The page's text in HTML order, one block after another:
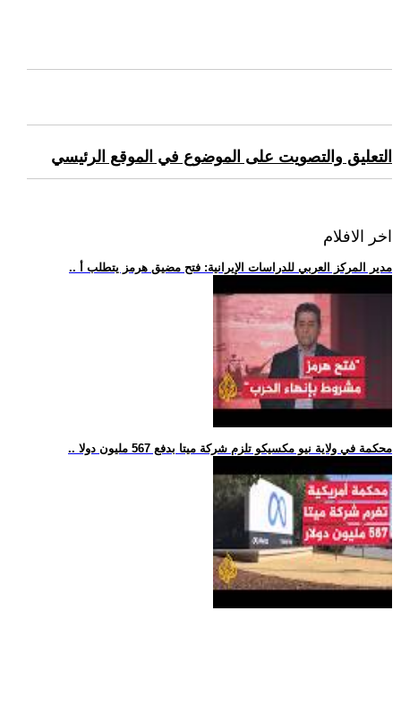
التعليق والتصويت على الموضوع في الموقع الرئيسي
اخر الافلام
.. مدير المركز العربي للدراسات الإيرانية: فتح مضيق هرمز يتطلب أ
.. محكمة في ولاية نيو مكسيكو تلزم شركة ميتا بدفع 567 مليون دولا